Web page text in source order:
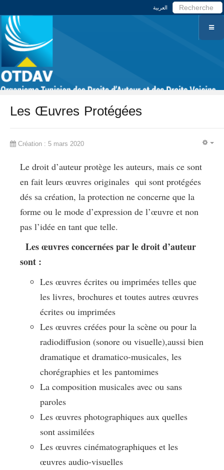
العربية
Les Œuvres Protégées
Création : 5 mars 2020
Le droit d’auteur protège les auteurs, mais ce sont
en fait leurs œuvres originales qui sont protégées
dés sa création, la protection ne concerne que la
forme ou le mode d’expression de l’œuvre et non
pas l’idée en tant que telle.
Les œuvres concernées par le droit d’auteur
sont :
Les œuvres écrites ou imprimées telles que
les livres, brochures et toutes autres œuvres
écrites ou imprimées
Les œuvres créées pour la scène ou pour la
radiodiffusion (sonore ou visuelle),aussi bien
dramatique et dramatico-musicales, les
chorégraphies et les pantomimes
La composition musicales avec ou sans
paroles
Les œuvres photographiques aux quelles
sont assimilées
Les œuvres cinématographiques et les
œuvres audio-visuelles